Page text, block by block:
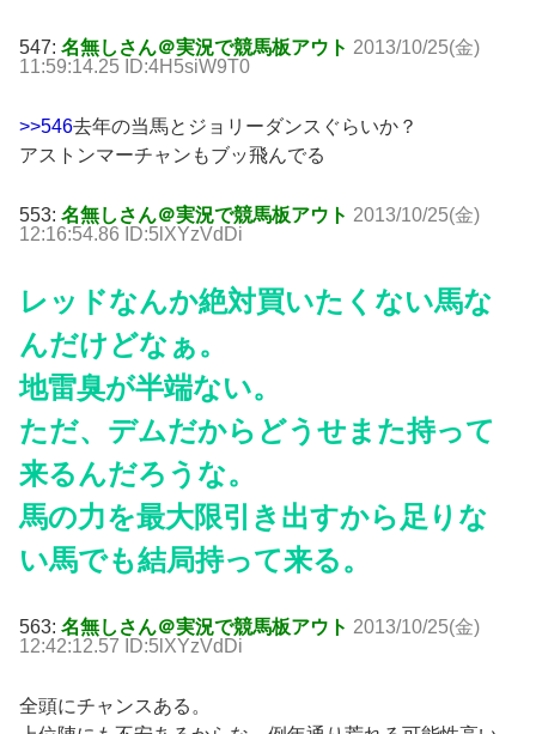
547: 名無しさん＠実況で競馬板アウト 2013/10/25(金)
11:59:14.25 ID:4H5siW9T0
>>546去年の当馬とジョリーダンスぐらいか？
アストンマーチャンもブッ飛んでる
553: 名無しさん＠実況で競馬板アウト 2013/10/25(金)
12:16:54.86 ID:5lXYzVdDi
レッドなんか絶対買いたくない馬な
んだけどなぁ。
地雷臭が半端ない。
ただ、デムだからどうせまた持って
来るんだろうな。
馬の力を最大限引き出すから足りな
い馬でも結局持って来る。
563: 名無しさん＠実況で競馬板アウト 2013/10/25(金)
12:42:12.57 ID:5lXYzVdDi
全頭にチャンスある。